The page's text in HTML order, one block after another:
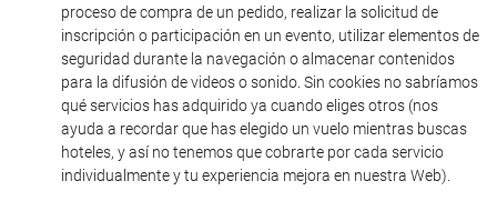
proceso de compra de un pedido, realizar la solicitud de
inscripción o participación en un evento, utilizar elementos de
seguridad durante la navegación o almacenar contenidos
para la difusión de videos o sonido. Sin cookies no sabríamos
qué servicios has adquirido ya cuando eliges otros (nos
ayuda a recordar que has elegido un vuelo mientras buscas
hoteles, y así no tenemos que cobrarte por cada servicio
individualmente y tu experiencia mejora en nuestra Web).